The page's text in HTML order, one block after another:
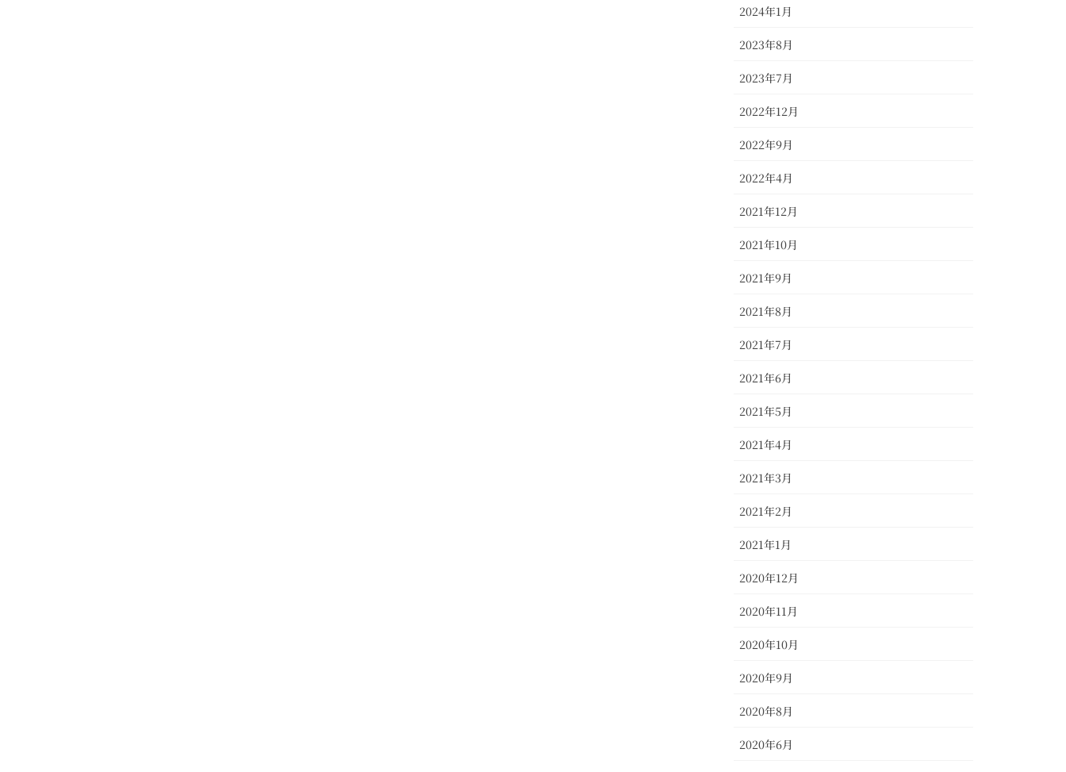
2024年1月
2023年8月
2023年7月
2022年12月
2022年9月
2022年4月
2021年12月
2021年10月
2021年9月
2021年8月
2021年7月
2021年6月
2021年5月
2021年4月
2021年3月
2021年2月
2021年1月
2020年12月
2020年11月
2020年10月
2020年9月
2020年8月
2020年6月